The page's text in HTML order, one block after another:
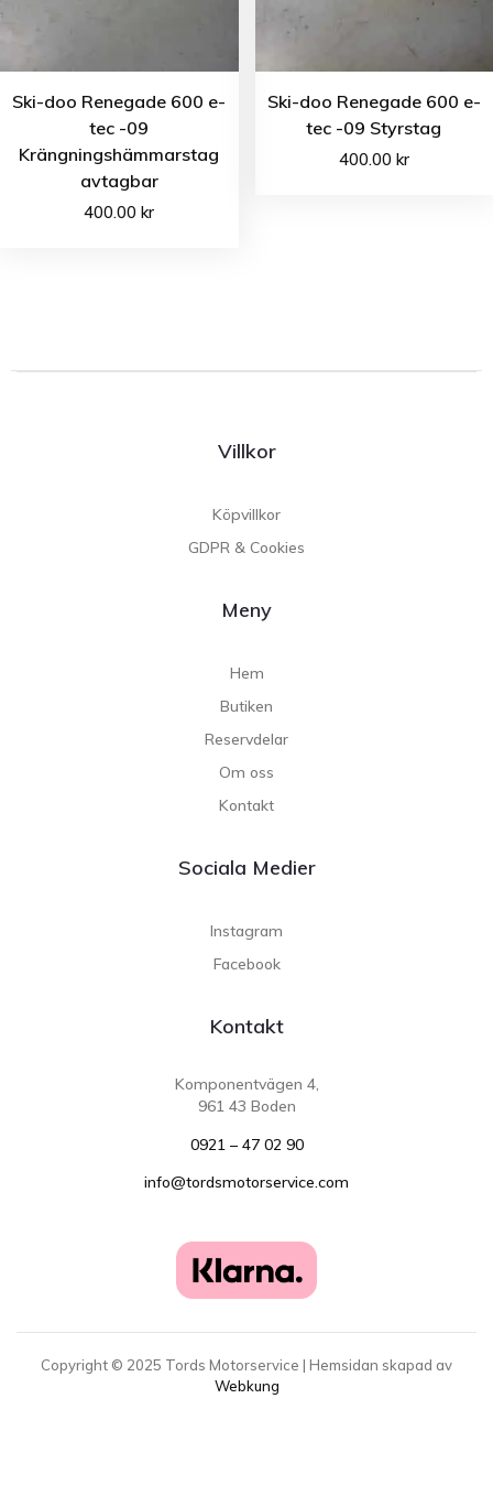
Ski-doo Renegade 600 e-
tec -09
Krängningshämmarstag
avtagbar
400.00kr
Ski-doo Renegade 600 e-
tec -09 Styrstag
400.00 kr
Villkor
Köpvillkor
GDPR & Cookies
Meny
Hem
Butiken
Reservdelar
Om oss
Kontakt
Sociala Medier
Instagram
Facebook
Kontakt
Komponentvägen 4,
961 43 Boden
0921 – 47 02 90
info@tordsmotorservice.com
Copyright © 2025 Tords Motorservice | Hemsidan skapad av
Webkung